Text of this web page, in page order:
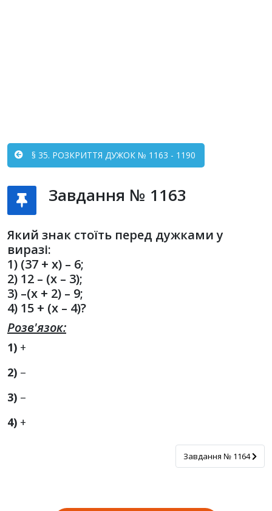
§ 35. РОЗКРИТТЯ ДУЖОК № 1163 - 1190
Завдання № 1163
Який знак стоїть перед дужками у
виразі:
1) (37 + x) – 6;
2) 12 – (x – 3);
3) –(x + 2) – 9;
4) 15 + (x – 4)?
Розв'язок:
1) +
2) –
3) –
4) +
Завдання № 1164
Завдання № 1164